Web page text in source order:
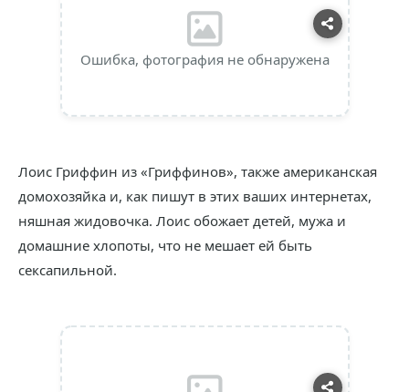
Ошибка, фотография не обнаружена
Лоис Гриффин из «Гриффинов», также американская
домохозяйка и, как пишут в этих ваших интернетах,
няшная жидовочка. Лоис обожает детей, мужа и
домашние хлопоты, что не мешает ей быть
сексапильной.